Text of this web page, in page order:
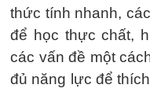
thức tính nhanh,
để học thực chất,
các vấn đề một
đủ năng lực để